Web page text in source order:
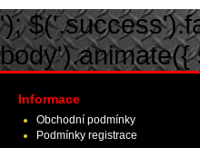
');
body').animate({
Informace
Obchodní podmínky
Podmínky registrace